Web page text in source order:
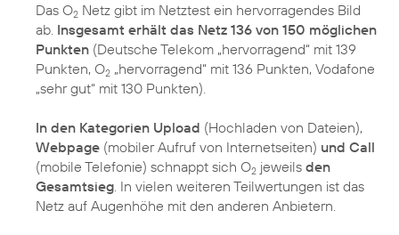
Das O2 Netz gibt im Netztest ein hervorragendes Bild
ab. Insgesamt erhält das Netz 136 von 150 möglichen
Punkten (Deutsche Telekom „hervorragend“ mit 139
Punkten, O2 „hervorragend“ mit 136 Punkten, Vodafone
„sehr gut“ mit 130 Punkten).
In den Kategorien Upload (Hochladen von Dateien),
Webpage (mobiler Aufruf von Internetseiten) und Call
(mobile Telefonie) schnappt sich O2 jeweils den
Gesamtsieg. In vielen weiteren Teilwertungen ist das
Netz auf Augenhöhe mit den anderen Anbietern.